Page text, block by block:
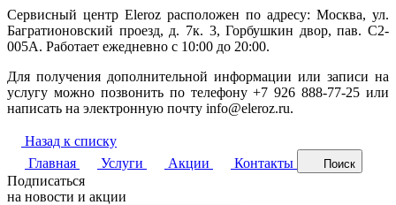
Сервисный центр Eleroz расположен по адресу: Москва, ул.
Багратионовский проезд, д. 7к. 3, Горбушкин двор, пав. C2-
005A. Работает ежедневно с 10:00 до 20:00.
Для получения дополнительной информации или записи на
услугу можно позвонить по телефону +7 926 888-77-25 или
написать на электронную почту info@eleroz.ru.
Назад к списку
Главная
Услуги Акции Контакты Поиск
Подписаться
на новости и акции